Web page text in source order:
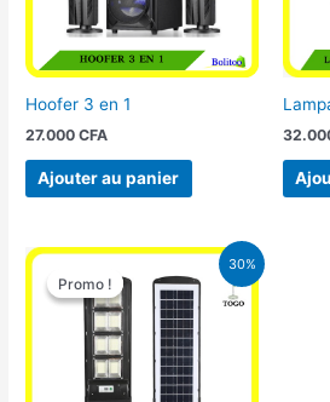
Hoofer 3 en 1
27.000CFA
Ajouter au panier
30%
Promo !
Promo !
Le
prix
initial
était :
50.000 CFA.
Le
prix
actuel
est :
35.000 CFA.